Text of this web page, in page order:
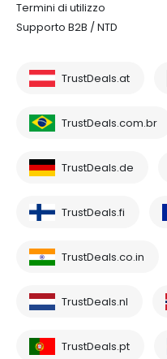
Termini di utilizzo
Supporto B2B / NTD
TrustDeals.at
TrustDeals.com.br
TrustDeals.de
TrustDeals.fi
TrustDeals.co.in
TrustDeals.nl
TrustDeals.pt